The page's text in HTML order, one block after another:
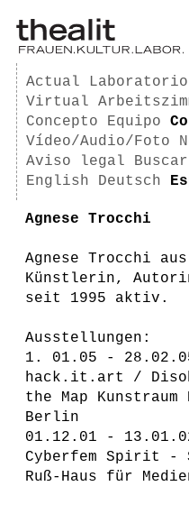
Actual
Virtual
Concepto
Equipo
Vídeo/Audio/Foto
Aviso legal
Buscar
English
Deutsch
Agnese Trocchi
Agnese Trocchi
Künstlerin,
seit 1995 aktiv.
Ausstellungen:
1. 01.05 -
hack.it.art /
the Map
Berlin
01.12.01 -
Cyberfem Spirit
Ruß-Haus für